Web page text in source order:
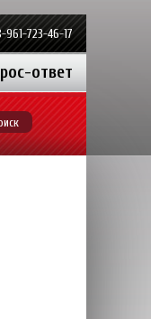
723-46-17
ответ